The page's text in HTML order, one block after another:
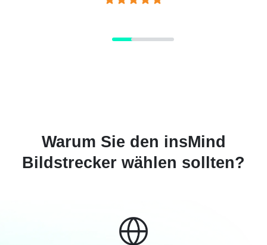
Warum Sie den insMind
Bildstrecker wählen sollten?